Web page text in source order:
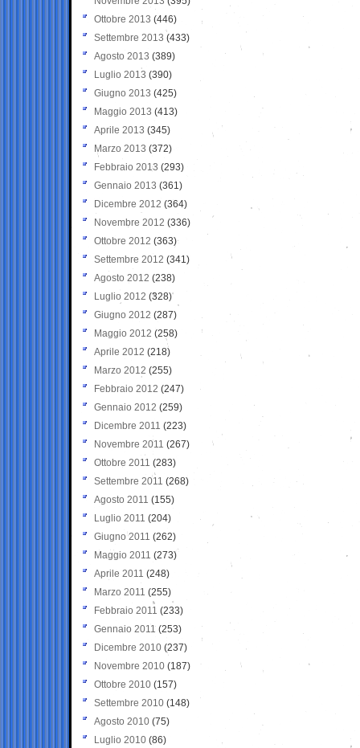
Ottobre 2013 (446)
Settembre 2013 (433)
Agosto 2013 (389)
Luglio 2013 (390)
Giugno 2013 (425)
Maggio 2013 (413)
Aprile 2013 (345)
Marzo 2013 (372)
Febbraio 2013 (293)
Gennaio 2013 (361)
Dicembre 2012 (364)
Novembre 2012 (336)
Ottobre 2012 (363)
Settembre 2012 (341)
Agosto 2012 (238)
Luglio 2012 (328)
Giugno 2012 (287)
Maggio 2012 (258)
Aprile 2012 (218)
Marzo 2012 (255)
Febbraio 2012 (247)
Gennaio 2012 (259)
Dicembre 2011 (223)
Novembre 2011 (267)
Ottobre 2011 (283)
Settembre 2011 (268)
Agosto 2011 (155)
Luglio 2011 (204)
Giugno 2011 (262)
Maggio 2011 (273)
Aprile 2011 (248)
Marzo 2011 (255)
Febbraio 2011 (233)
Gennaio 2011 (253)
Dicembre 2010 (237)
Novembre 2010 (187)
Ottobre 2010 (157)
Settembre 2010 (148)
Agosto 2010 (75)
Luglio 2010 (86)